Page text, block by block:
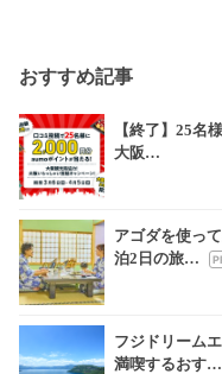
おすすめ記事
【終了】25名
大阪…
アゴダを使っ
泊2日の旅…
フジドリーム
満喫するおす…